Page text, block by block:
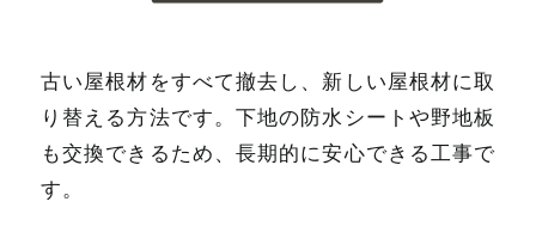
古い屋根材をすべて撤去し、新しい屋根材に取
り替える方法です。下地の防水シートや野地板
も交換できるため、長期的に安心できる工事で
す。